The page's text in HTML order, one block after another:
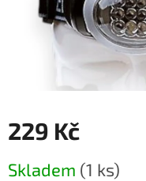
229 Kč
cena:
Skladem (1 ks)